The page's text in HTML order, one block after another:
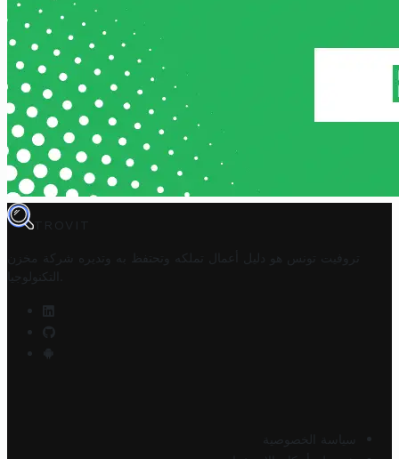
TROVIT
تروفيت تونس هو دليل أعمال تملكه وتحتفظ به وتديره
شركة مخزن
التكنولوجيا
سياسة الخصوصية